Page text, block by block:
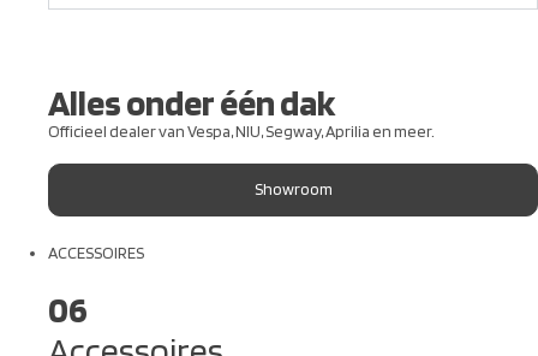
Alles onder één dak
Officieel dealer van Vespa, NIU, Segway, Aprilia en meer.
Showroom
ACCESSOIRES
06